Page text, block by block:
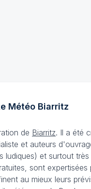
MétéoBiarritz
de Biarritz. Il a été
et auteurs
et surtout
sont
au mieux leurs